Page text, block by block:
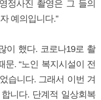
정사진 촬영은 그 들의
예의입니다.”
이 했다. 코로나19로 촬
. “노인 복지시설이 전
습니다. 그래서 이번 겨
니다. 단계적 일상회복